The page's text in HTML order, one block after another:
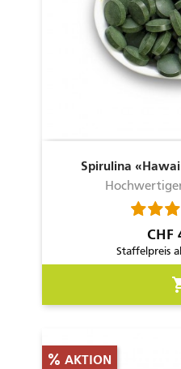
Spirulina
Preis
CHF
Staffelpreis
AKTION